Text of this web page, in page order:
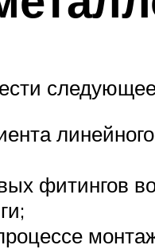
фитингов